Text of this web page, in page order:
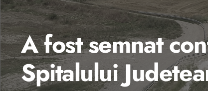
A fost semnat
Spitalului